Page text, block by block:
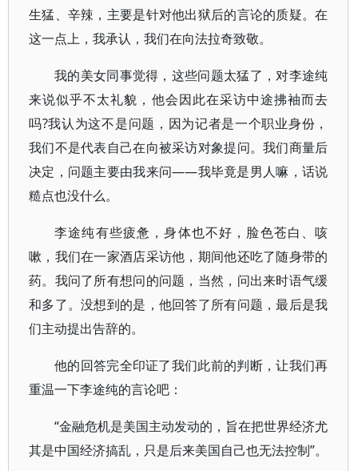
生猛、辛辣，主要是针对他出狱后的言论的质疑。在
这一点上，我承认，我们在向法拉奇致敬。
我的美女同事觉得，这些问题太猛了，对李途纯
来说似乎不太礼貌，他会因此在采访中途拂袖而去
吗?我认为这不是问题，因为记者是一个职业身份，
我们不是代表自己在向被采访对象提问。我们商量后
决定，问题主要由我来问——我毕竟是男人嘛，话说
糙点也没什么。
李途纯有些疲惫，身体也不好，脸色苍白、咳
嗽，我们在一家酒店采访他，期间他还吃了随身带的
药。我问了所有想问的问题，当然，问出来时语气缓
和多了。没想到的是，他回答了所有问题，最后是我
们主动提出告辞的。
他的回答完全印证了我们此前的判断，让我们再
重温一下李途纯的言论吧：
“金融危机是美国主动发动的，旨在把世界经济尤
其是中国经济搞乱，只是后来美国自己也无法控制”。